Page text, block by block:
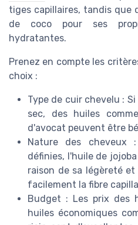
tiges capillaires, tandis que
de coco pour ses
hydratantes.
Prenez en compte les
choix :
Type de cuir chevelu :
sec, des huiles
d'avocat peuvent être
Nature des cheveux
définies, l'huile de
raison de sa légèreté
facilement la fibre
Budget : Les prix des
huiles économiques